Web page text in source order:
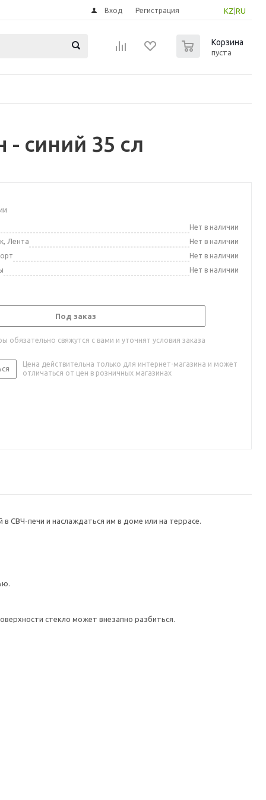
KZ RU
Вход Регистрация
Корзина
пуста
- синий 35 сл
Нет в наличии
Лента
Нет в наличии
Нет в наличии
Нет в наличии
Под заказ
обязательно свяжутся с вами и уточнят условия заказа
Цена действительна только для интернет-магазина и может
отличаться от цен в розничных магазинах
СВЧ-печи и наслаждаться им в доме или на террасе.
стекло может внезапно разбиться.